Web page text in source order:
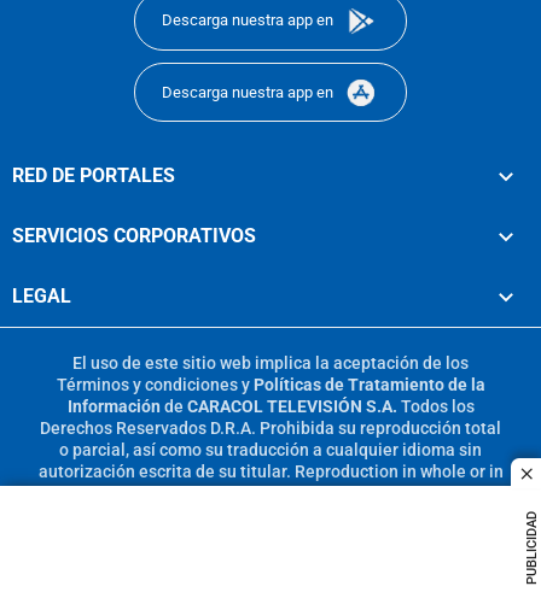
PUBLICIDAD
Descarga nuestra app en
Descarga nuestra app en
RED DE PORTALES
SERVICIOS CORPORATIVOS
LEGAL
El uso de este sitio web implica la aceptación de los
Términos y condicionesy Políticas de Tratamiento de la
Información de CARACOL TELEVISIÓN S.A. Todos los
Derechos Reservados D.R.A. Prohibida su reproducción total
o parcial, así como su traducción a cualquier idioma sin
autorización escrita de su titular. Reproduction in whole or in